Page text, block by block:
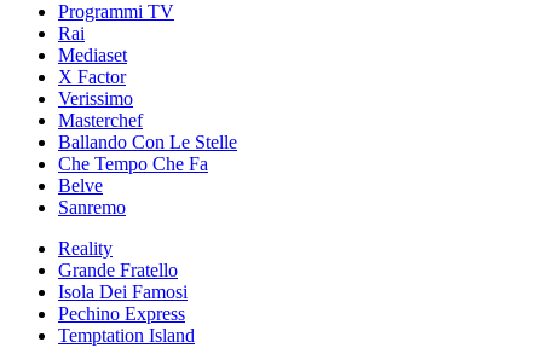
Programmi TV
Rai
Mediaset
X Factor
Verissimo
Masterchef
Ballando Con Le Stelle
Che Tempo Che Fa
Belve
Sanremo
Reality
Grande Fratello
Isola Dei Famosi
Pechino Express
Temptation Island